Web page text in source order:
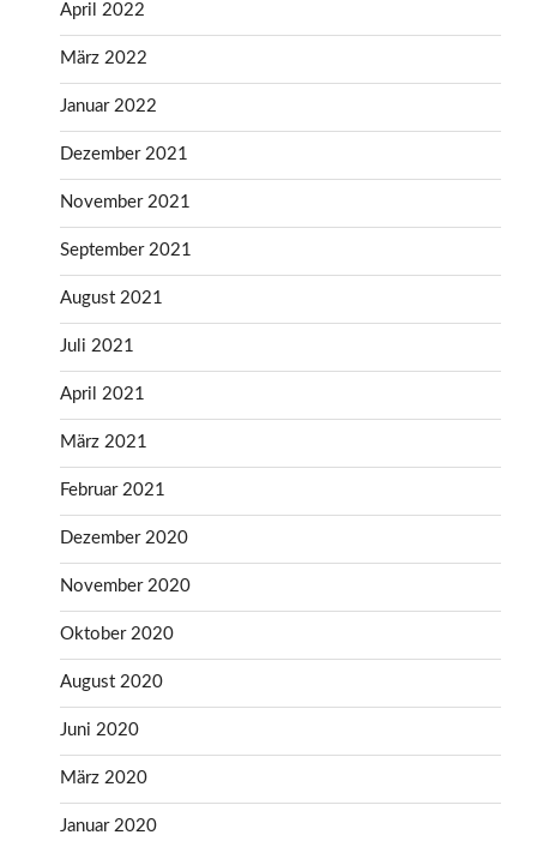
April 2022
März 2022
Januar 2022
Dezember 2021
November 2021
September 2021
August 2021
Juli 2021
April 2021
März 2021
Februar 2021
Dezember 2020
November 2020
Oktober 2020
August 2020
Juni 2020
März 2020
Januar 2020